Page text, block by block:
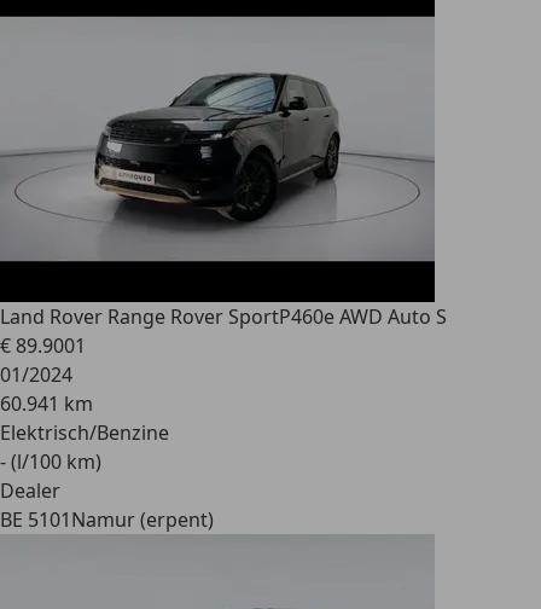
Land Rover Range Rover SportP460e AWD Auto S
€ 89.9001
01/2024
60.941 km
Elektrisch/Benzine
- (l/100 km)
Dealer
BE 5101Namur (erpent)